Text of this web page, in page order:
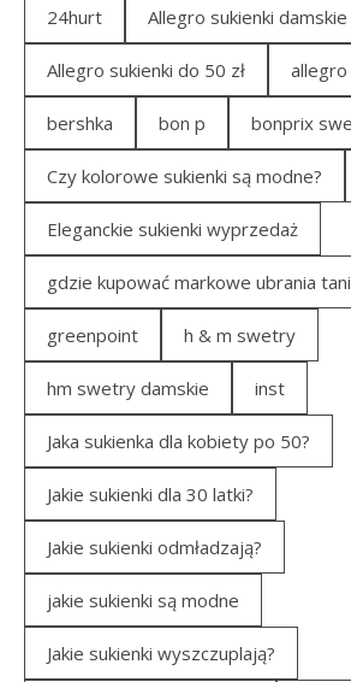
24hurt Allegro sukienki
Allegro sukienki do 50 zł
bershka bon p bonprix
Czy kolorowe sukienki są modne?
Eleganckie sukienki wyprzedaż
gdzie kupować markowe ubrania
greenpoint h & m swetry
hm swetry damskie inst
Jaka sukienka dla kobiety po 50?
Jakie sukienki dla 30 latki?
Jakie sukienki odmładzają?
jakie sukienki są modne
Jakie sukienki wyszczuplają?